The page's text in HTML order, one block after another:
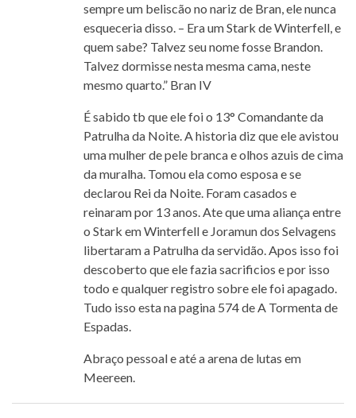
sempre um beliscão no nariz de Bran, ele nunca
esqueceria disso. – Era um Stark de Winterfell, e
quem sabe? Talvez seu nome fosse Brandon.
Talvez dormisse nesta mesma cama, neste
mesmo quarto.” Bran IV
É sabido tb que ele foi o 13° Comandante da
Patrulha da Noite. A historia diz que ele avistou
uma mulher de pele branca e olhos azuis de cima
da muralha. Tomou ela como esposa e se
declarou Rei da Noite. Foram casados e
reinaram por 13 anos. Ate que uma aliança entre
o Stark em Winterfell e Joramun dos Selvagens
libertaram a Patrulha da servidão. Apos isso foi
descoberto que ele fazia sacrificios e por isso
todo e qualquer registro sobre ele foi apagado.
Tudo isso esta na pagina 574 de A Tormenta de
Espadas.
Abraço pessoal e até a arena de lutas em
Meereen.